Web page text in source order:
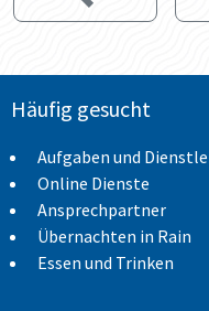
Häufig gesucht
Aufgaben und
Online Dienste
Ansprechpartner
Übernachten in Rain
Essen und Trinken